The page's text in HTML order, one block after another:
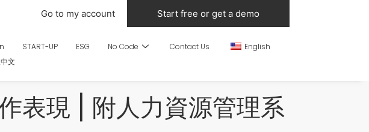
Go to my account Start free or get a demo
START-UP ESG No Code Contact Us
English
文
表現 | 附人力資源管理系